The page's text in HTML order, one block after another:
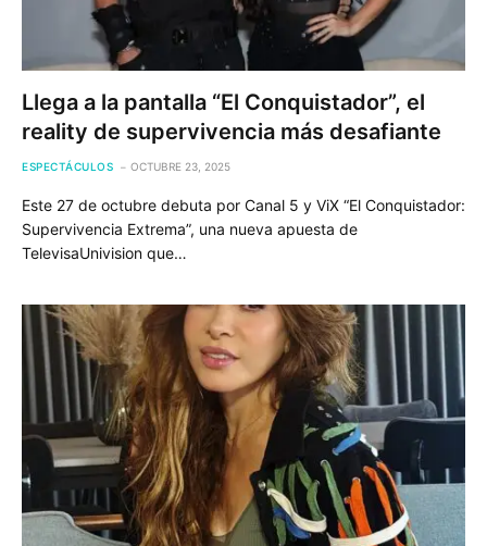
Llega a la pantalla “El Conquistador”, el
reality de supervivencia más desafiante
ESPECTÁCULOS OCTUBRE 23, 2025
Este 27 de octubre debuta por Canal 5 y ViX “El Conquistador:
Supervivencia Extrema”, una nueva apuesta de
TelevisaUnivision que…